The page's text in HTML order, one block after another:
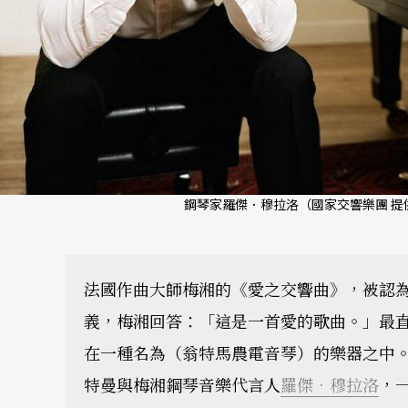
鋼琴家羅傑．穆拉洛（國家交響樂團 提
法國作曲大師梅湘的《愛之交響曲》，被認
義，梅湘回答：「這是一首愛的歌曲。」最
在一種名為（翁特馬農電音琴）的樂器之中
特曼與梅湘鋼琴音樂代言人羅傑．穆拉洛 ，